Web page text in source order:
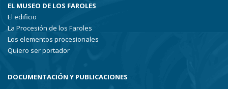
EL MUSEO DE LOS FAROLES
El edificio
La Procesión de los Faroles
Los elementos procesionales
Quiero ser portador
DOCUMENTACIÓN Y PUBLICACIONES